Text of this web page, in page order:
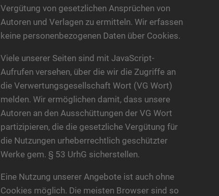
Vergütung von gesetzlichen Ansprüchen von
Autoren und Verlagen zu ermitteln. Wir erfassen
keine personenbezogenen Daten über Cookies.
Viele unserer Seiten sind mit JavaScript-
Aufrufen versehen, über die wir die Zugriffe an
die Verwertungsgesellschaft Wort (VG Wort)
melden. Wir ermöglichen damit, dass unsere
Autoren an den Ausschüttungen der VG Wort
partizipieren, die die gesetzliche Vergütung für
die Nutzungen urheberrechtlich geschützter
Werke gem. § 53 UrhG sicherstellen.
Eine Nutzung unserer Angebote ist auch ohne
Cookies möglich. Die meisten Browser sind so